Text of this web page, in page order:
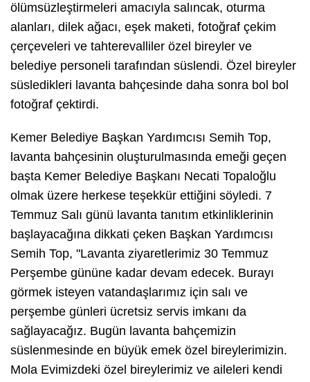
ölümsüzleştirmeleri amacıyla salıncak, oturma
alanları, dilek ağacı, eşek maketi, fotoğraf çekim
çerçeveleri ve tahterevalliler özel bireyler ve
belediye personeli tarafından süslendi. Özel bireyler
süsledikleri lavanta bahçesinde daha sonra bol bol
fotoğraf çektirdi.
Kemer Belediye Başkan Yardımcısı Semih Top,
lavanta bahçesinin oluşturulmasında emeği geçen
başta Kemer Belediye Başkanı Necati Topaloğlu
olmak üzere herkese teşekkür ettiğini söyledi. 7
Temmuz Salı günü lavanta tanıtım etkinliklerinin
başlayacağına dikkati çeken Başkan Yardımcısı
Semih Top, "Lavanta ziyaretlerimiz 30 Temmuz
Perşembe gününe kadar devam edecek. Burayı
görmek isteyen vatandaşlarımız için salı ve
perşembe günleri ücretsiz servis imkanı da
sağlayacağız. Bugün lavanta bahçemizin
süslenmesinde en büyük emek özel bireylerimizin.
Mola Evimizdeki özel bireylerimiz ve aileleri kendi